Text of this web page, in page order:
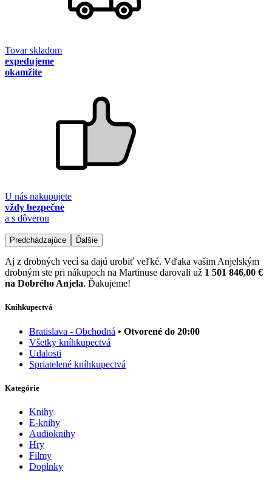
Tovar skladom
expedujeme
okamžite
U nás nakupujete
vždy bezpečne
a s dôverou
Predchádzajúce Ďalšie
Aj z drobných vecí sa dajú urobiť veľké. Vďaka vašim Anjelským
drobným ste pri nákupoch na Martinuse darovali už 1 501 846,00 €
na Dobrého Anjela. Ďakujeme!
Kníhkupectvá
Bratislava - Obchodná • Otvorené do 20:00
Všetky kníhkupectvá
Udalosti
Spriatelené kníhkupectvá
Kategórie
Knihy
E-knihy
Audioknihy
Hry
Filmy
Doplnky